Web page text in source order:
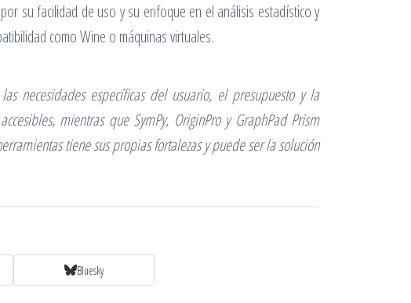
su facilidad de uso y su enfoque en el análisis estadístico y
como Wine o máquinas virtuales.
necesidades específicas del usuario, el presupuesto y la
mientras que SymPy, OriginPro y GraphPad Prism
tiene sus propias fortalezas y puede ser la solución
Bluesky